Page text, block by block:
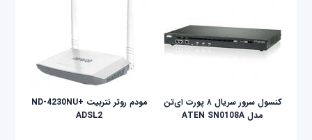
کنسول سرور سریال ۸ پورت ای‌تن
مدل ATEN SN0108A
مودم روتر نتربیت +ND-4230NU
ADSL2